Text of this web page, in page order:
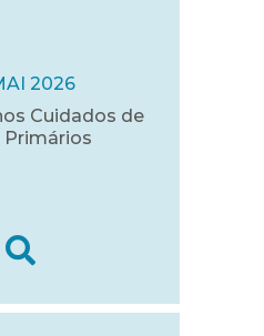
2026
Cuidados de
Primários